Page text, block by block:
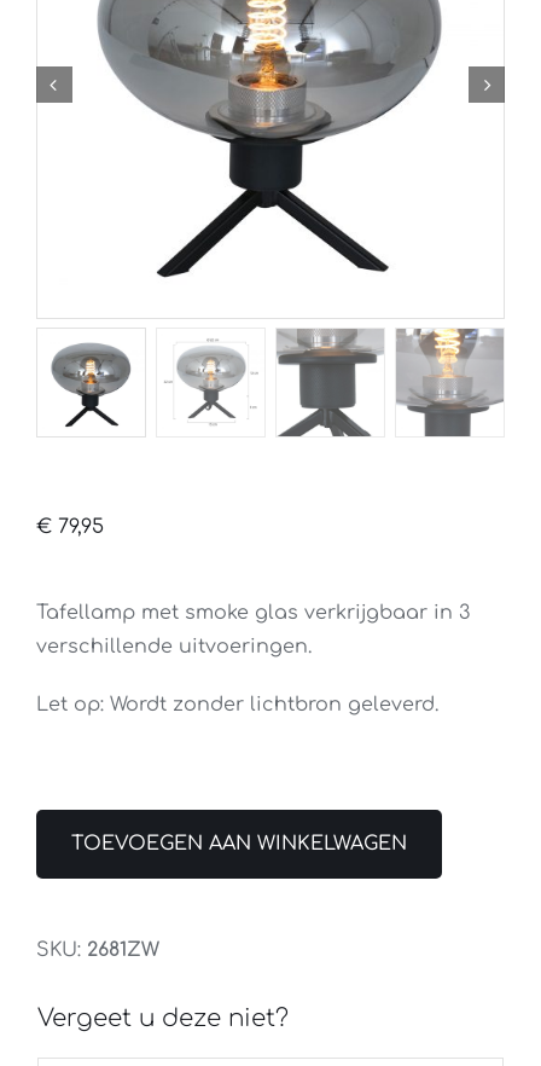
€ 79,95
Tafellamp met smoke glas verkrijgbaar in 3
verschillende uitvoeringen.
Let op: Wordt zonder lichtbron geleverd.
TOEVOEGEN AAN WINKELWAGEN
SKU: 2681ZW
Vergeet u deze niet?